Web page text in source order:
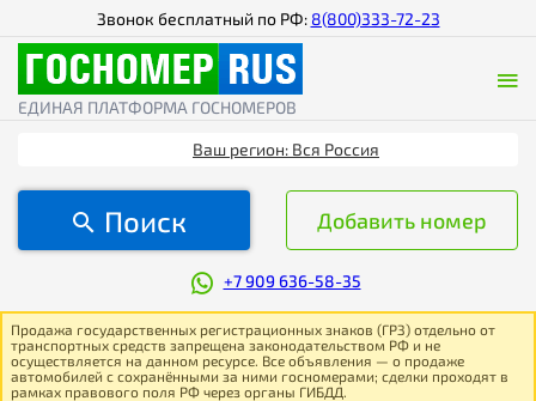
Звонок бесплатный по РФ: 8(800)333-72-23
ЕДИНАЯ ПЛАТФОРМА ГОСНОМЕРОВ
Ваш регион: Вся Россия
Поиск Добавить номер
+7 909 636-58-35
Продажа государственных регистрационных знаков (ГРЗ) отдельно от
транспортных средств запрещена законодательством РФ и не
осуществляется на данном ресурсе. Все объявления — о продаже
автомобилей с сохранёнными за ними госномерами; сделки проходят в
рамках правового поля РФ через органы ГИБДД.